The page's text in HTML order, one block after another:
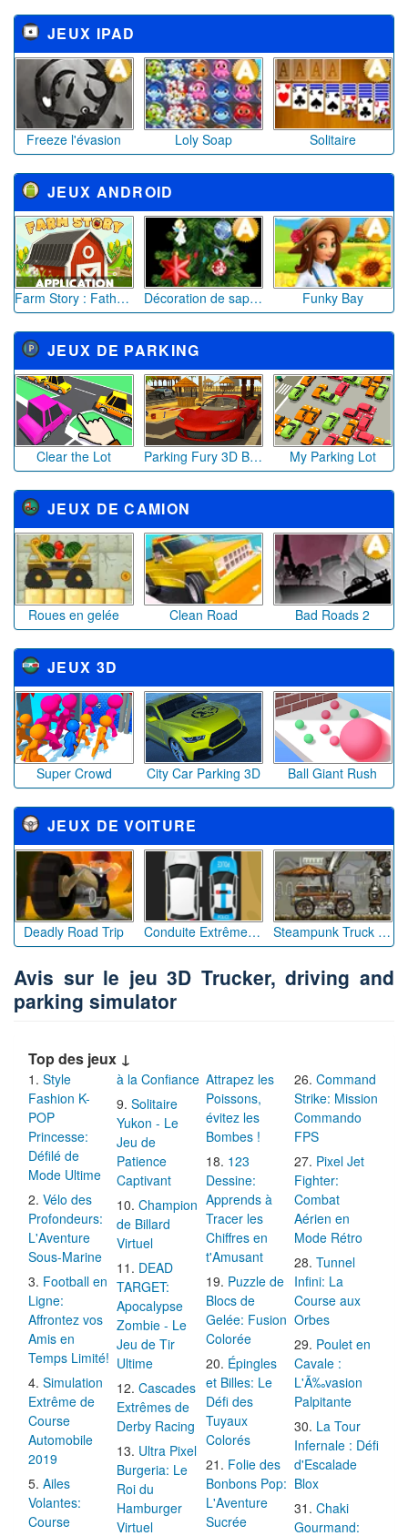
JEUX IPAD
Freeze l'évasion Loly Soap Solitaire
JEUX ANDROID
Farm Story : Father's Day Décoration de sapin de Noël Funky Bay
JEUX DE PARKING
Clear the Lot Parking Fury 3D Beach City My Parking Lot
JEUX DE CAMION
Roues en gelée Clean Road Bad Roads 2
JEUX 3D
Super Crowd City Car Parking 3D Ball Giant Rush
JEUX DE VOITURE
Deadly Road Trip Conduite Extrême sur Autoroute 2D Steampunk Truck Race
Avis sur le jeu 3D Trucker, driving and
parking simulator
Top des jeux ↓
Style
Fashion K-
POP
Princesse:
Défilé de
Mode Ultime
Vélo des
Profondeurs:
L'Aventure
Sous-Marine
Football en
Ligne:
Affrontez vos
Amis en
Temps Limité!
Simulation
Extrême de
Course
Automobile
2019
Ailes
Volantes:
Course
à la Confiance
Solitaire
Yukon - Le
Jeu de
Patience
Captivant
Champion
de Billard
Virtuel
DEAD
TARGET:
Apocalypse
Zombie - Le
Jeu de Tir
Ultime
Cascades
Extrêmes de
Derby Racing
Ultra Pixel
Burgeria: Le
Roi du
Hamburger
Virtuel
Attrapez les
Poissons,
évitez les
Bombes !
123
Dessine:
Apprends à
Tracer les
Chiffres en
t'Amusant
Puzzle de
Blocs de
Gelée: Fusion
Colorée
Épingles
et Billes: Le
Défi des
Tuyaux
Colorés
Folie des
Bonbons Pop:
L'Aventure
Sucrée
Command
Strike: Mission
Commando
FPS
Pixel Jet
Fighter:
Combat
Aérien en
Mode Rétro
Tunnel
Infini: La
Course aux
Orbes
Poulet en
Cavale :
L'Ã‰vasion
Palpitante
La Tour
Infernale : Défi
d'Escalade
Blox
Chaki
Gourmand: